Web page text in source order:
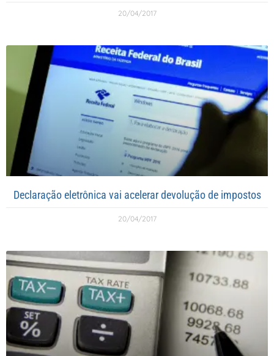
20/04/2017
Declaração eletrônica vai acelerar devolução de impostos
20/04/2017